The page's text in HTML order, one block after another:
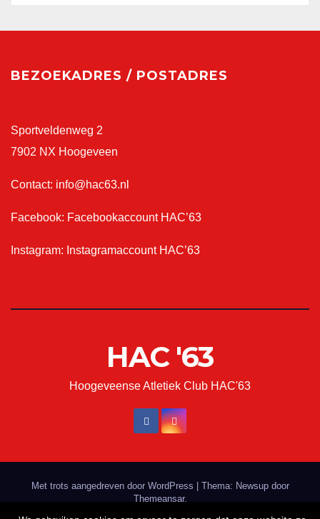
BEZOEKADRES / POSTADRES
Sportveldenweg 2
7902 NX Hoogeveen
Contact: info@hac63.nl
Facebook: Facebookaccount HAC’63
Instagram: Instagramaccount HAC’63
HAC '63
Hoogeveense Atletiek Club HAC'63
Met trots aangedreven door WordPress
Thema: Newsup door
Themeansar.